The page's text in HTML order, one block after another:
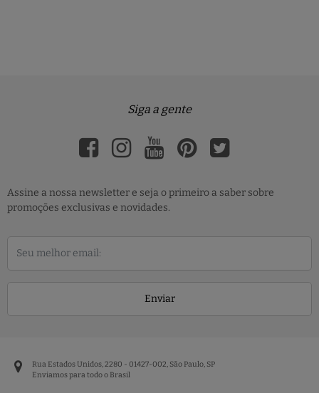
Siga a gente
Assine a nossa newsletter e seja o primeiro a saber sobre
promoções exclusivas e novidades.
Enviar
Rua Estados Unidos, 2280 - 01427-002, São Paulo, SP
Enviamos para todo o Brasil